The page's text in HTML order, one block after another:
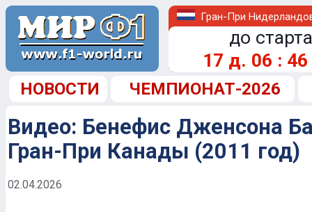
Гран-При
до
17 д. 06 : 46
НОВОСТИ ЧЕМПИОНАТ-2026
Видео: Бенефис Дженсона
Гран-При Канады (2011 год)
02.04.2026